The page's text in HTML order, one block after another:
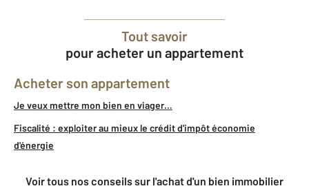
Tout savoir
pour acheter un appartement
Acheter son appartement
Je veux mettre mon bien en viager…
Fiscalité : exploiter au mieux le crédit d'impôt économie
d'énergie
Voir tous nos conseils sur l'achat d'un bien immobilier